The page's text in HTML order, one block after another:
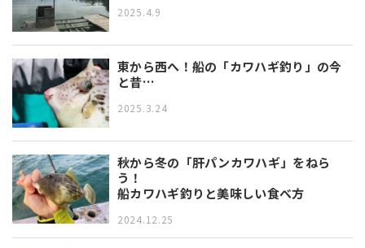
2025.4.9
東から西へ！船の「カワハギ釣り」の今
と昔…
2025.3.24
秋から冬の「肝パンカワハギ」をねら
う！
船カワハギ釣りと美味しい食べ方
2024.12.25